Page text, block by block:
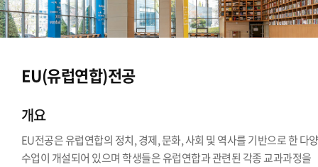
EU(유럽연합)전공
개요
EU전공은 유럽연합의 정치, 경제, 문화, 사회 및 역사를 기반으로 한 다
수업이 개설되어 있으며 학생들은 유럽연합과 관련된 각종 교과과정을